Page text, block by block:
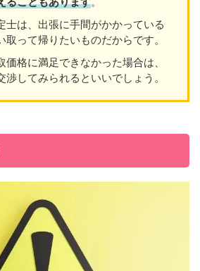
士は、出張に手間がかかっている
って帰りたいものだからです。
格に満足できなかった場合は、
してみられるといいでしょう。